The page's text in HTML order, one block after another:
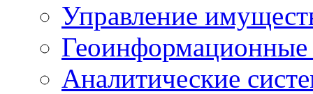
Управление
Аналитические